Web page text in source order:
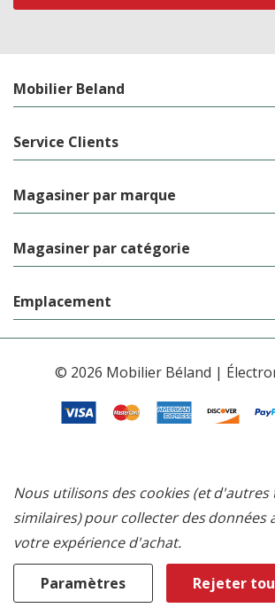
Mobilier Beland
Service Clients
Magasiner par marque
Magasiner par catégorie
Emplacement
© 2026 Mobilier Béland |
Nous utilisons des cookies (et d'autres
similaires) pour collecter des données
votre expérience d'achat.
Paramètres Rejeter